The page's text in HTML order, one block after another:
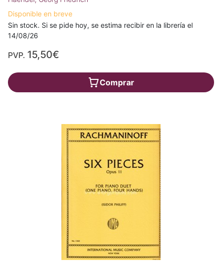
Disponible en breve
Sin stock. Si se pide hoy, se estima recibir en la librería el
14/08/26
PVP. 15,50€
Comprar